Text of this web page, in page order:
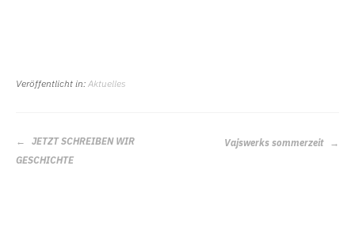
Veröffentlicht in: Aktuelles
BEITRAGS-
NAVIGATION
JETZT SCHREIBEN WIR
GESCHICHTE
Vajswerks sommerzeit